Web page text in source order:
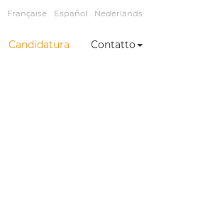
Française Español Nederlands
Candidatura Contatto